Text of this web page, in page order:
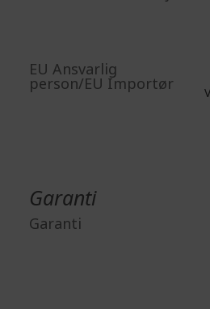
EU Ansvarlig
person/EU Importør
Garanti
Garanti